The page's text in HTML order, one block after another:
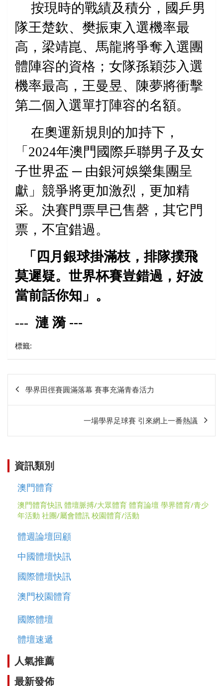
按現時的戰績及積分，國乒男
隊王楚欽、樊振東入選機率最
高，梁靖崑、馬龍將爭奪入選團
體陣容的資格；女隊孫穎莎入選
機率最高，王曼昱、陳夢將衝擊
第二個入選單打陣容的名額。
在奧運新規則的加持下，
「 2024年澳門國際乒聯男子及女
子世界盃 ─ 由銀河娛樂集團呈
獻」競爭將更加激烈，更加精
采。決賽門票早已售磬，其它門
票，不宜錯過。
「四月銀球掛滿枝，排隊撲飛
莫遲疑。世界杯賽豈錯過，好波
當前話你知」。
--- 漣 漪 ---
標籤:
章
學界田徑賽圓滿落幕 賽事充滿青春活力
一場學界足球賽 引來網上一番熱議
資訊類別
澳門體育
澳門體育快訊 體壇脈搏/大眾體育 體育論壇 學界體育/青少
年活動 社團/屬會體訊 校園體育/活動
體週論壇回顧
中國體壇快訊
國際體壇快訊
澳門校園體育
國際體壇
體壇速遞
人氣推薦
最新發佈